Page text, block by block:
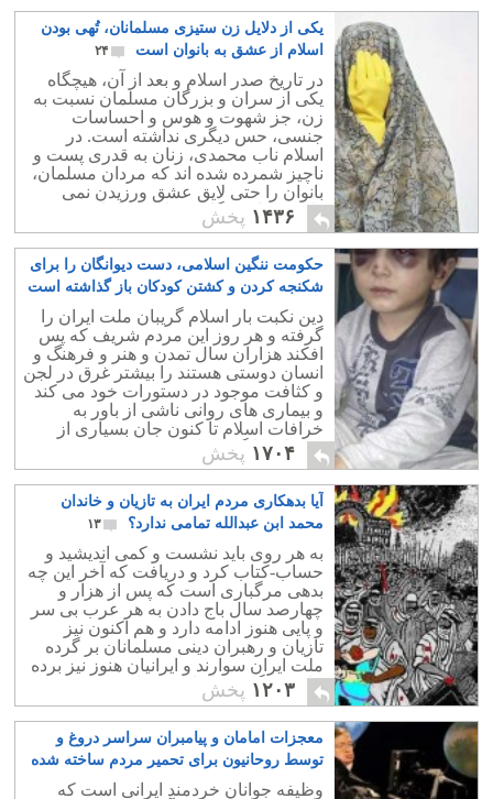
یکی از دلایل زن ستیزی مسلمانان، تُهی بودن
اسلام از عشق به بانوان است
۲۴
در تاریخ صدر اسلام و بعد از آن، هیچگاه
یکی از سران و بزرگان مسلمان نسبت به
زن، جز شهوت و هوس و احساسات
جنسی، حس دیگری نداشته است. در
اسلام ناب محمدی، زنان به قدری پست و
ناچیز شمرده شده اند که مردان مسلمان،
بانوان را حتی لایق عشق ورزیدن نمی
دانند؛ چرا که نگاه مردان مسلمان به هر
زنی، نگاهی ابزاری است.
۱۴۳۶ پخش
حکومت ننگین اسلامی، دست دیوانگان را برای
شکنجه کردن و کشتن کودکان باز گذاشته است
۱۲
دین نکبت بار اسلام گریبان ملت ایران را
گرفته و هر روز این مردم شریف که پس
افکند هزاران سال تمدن و هنر و فرهنگ و
انسان دوستی هستند را بیشتر غرق در لجن
و کثافت موجود در دستورات خود می کند
و بیماری های روانی ناشی از باور به
خرافات اسلام تا کنون جان بسیاری از
کودکان را گرفته است.
۱۷۰۴ پخش
آیا بدهکاری مردم ایران به تازیان و خاندان
محمد ابن عبدالله تمامی ندارد؟
۱۳
به هر روی باید نشست و کمی اندیشید و
حساب-کتاب کرد و دریافت که آخر این چه
بدهی مرگباری است که پس از هزار و
چهارصد سال باج دادن به هر عرب بی سر
و پایی هنوز ادامه دارد و هم اکنون نیز
تازیان و رهبران دینی مسلمانان بر گرده
ملت ایران سوارند و ایرانیان هنوز نیز برده
حلقه به گوش تازیان می باشند. زهی
خجالت..
۱۲۰۳ پخش
معجزات امامان و پیامبران سراسر دروغ و
توسط روحانیون برای تحمیر مردم ساخته شده
وظیفه جوانان خردمند ایرانی است که